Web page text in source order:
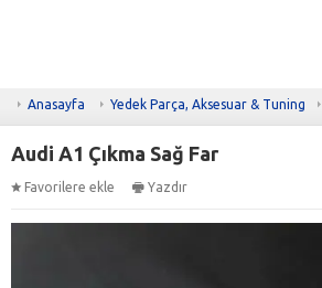
Anasayfa Yedek Parça, Aksesuar & Tuning
Audi A1 Çıkma Sağ Far
Favorilere ekle Yazdır